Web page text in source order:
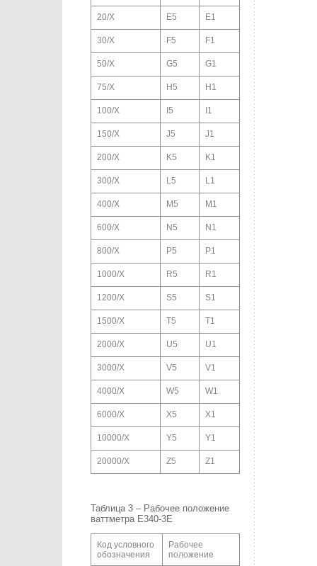
20/X E5 E1
30/X F5 F1
50/X G5 G1
75/X H5 H1
100/X I5 I1
150/X J5 J1
200/X K5 K1
300/X L5 L1
400/X M5 M1
600/X N5 N1
800/X P5 P1
1000/X R5 R1
1200/X S5 S1
1500/X T5 T1
2000/X U5 U1
3000/X V5 V1
4000/X W5 W1
6000/X X5 X1
10000/X Y5 Y1
20000/X Z5 Z1
Таблица 3 – Рабочее положение
ваттметра Е340-3Е
Код условного
обозначения
Рабочее
положение